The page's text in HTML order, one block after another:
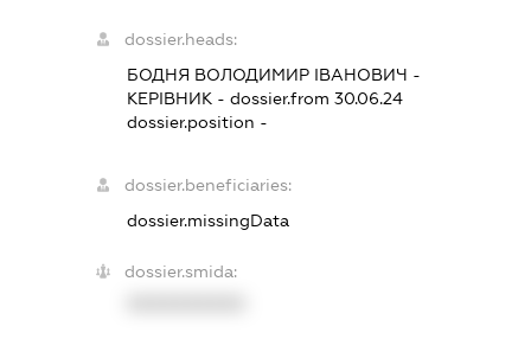
dossier.heads:
БОДНЯ ВОЛОДИМИР ІВАНОВИЧ -
КЕРІВНИК - dossier.from 30.06.24
dossier.position -
dossier.beneficiaries:
dossier.missingData
dossier.smida: